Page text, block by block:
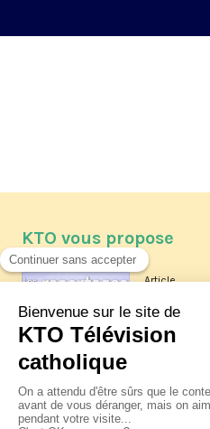
KTO vous propose
Article
Les
La visite
XIV à
jeudi 6